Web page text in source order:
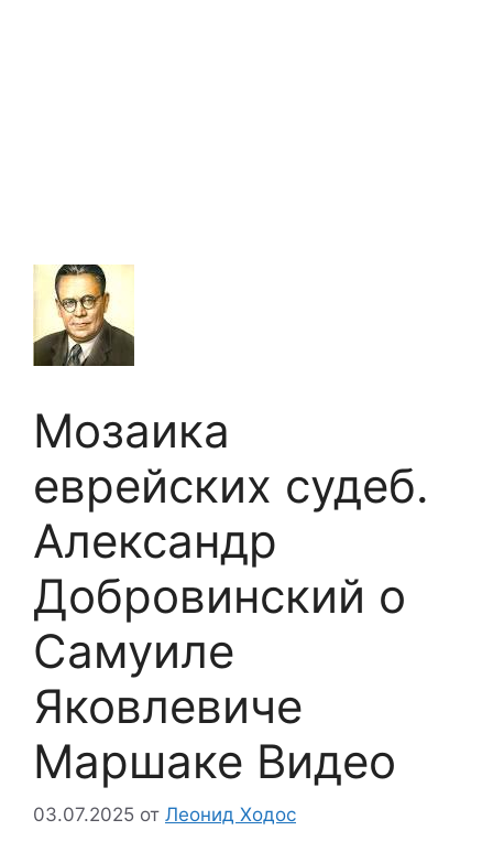
Мозаика
еврейских судеб.
Александр
Добровинский о
Самуиле
Яковлевиче
Маршаке Видео
03.07.2025 от Леонид Ходос